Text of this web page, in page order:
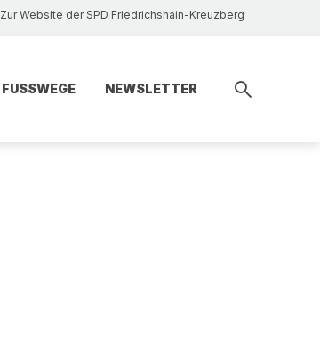
Zur Website der SPD Friedrichshain-Kreuzberg
FUSSWEGE NEWSLETTER